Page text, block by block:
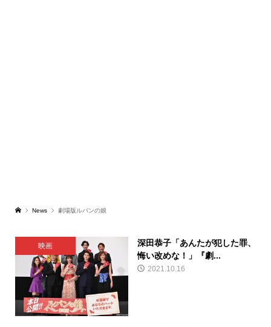
News 劇場版ルパンの娘
映画
深田恭子「あんたが犯した罪、
悔い改めな！」『劇...
2021.10.16